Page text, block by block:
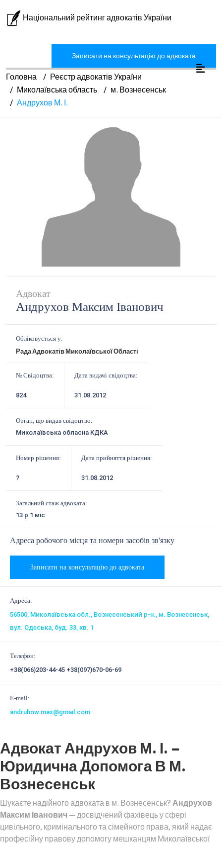
Національний рейтинг адвокатів України
Записати на консультацію до адвоката
Головна
Реєстр адвокатів України
Миколаївська область
м. Вознесенськ
Андрухов М. І.
Адвокат
Андрухов Максим Іванович
Обліковується у:
Рада Адвокатів Миколаївської Області
№ Свідоцтва:
824
Дата видачі свідоцтва:
31.08.2012
Орган, що видав свідоцтво:
Миколаївська обласна КДКА
Номер рішення:
?
Дата прийняття рішення:
31.08.2012
Загальний стаж адвоката:
13 р 1 міс
Адреса робочого місця та номери засобів зв'язку
Записати на консультацію до адвоката
Адреса:
56500, Миколаївська обл., Вознесенський р-н., м. Вознесенськ,
вул. Одеська, буд. 33, кв. 1
Телефон:
+38(066)203-44-45 +38(097)670-06-69
E-mail:
andruhow.max@gmail.com
Адвокат Андрухов М. І. –
Юридична Допомога В М.
Вознесенськ
Шукаєте надійного адвоката в м. Вознесенськ? Андрухов
Максим Іванович — досвідчений фахівець у сфері
цивільного, кримінального та сімейного права, який надає
професійну правову допомогу мешканцям Миколаївської